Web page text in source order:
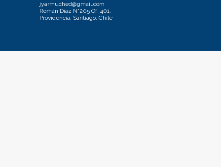
jyarmuched@gmail.com
Román Díaz N°205 Of. 401.
Providencia, Santiago, Chile